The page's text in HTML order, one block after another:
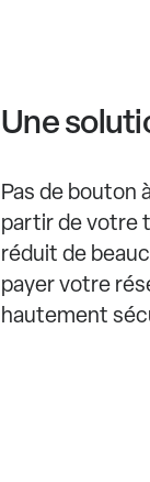
Une
Pas de bouton
partir de votre
réduit de
payer votre
hautement